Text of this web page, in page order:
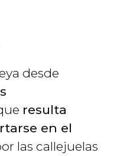
desde
resulta
en el
las callejuelas